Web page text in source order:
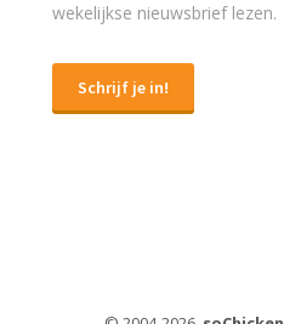
wekelijkse nieuwsbrief lezen.
Schrijf je in!